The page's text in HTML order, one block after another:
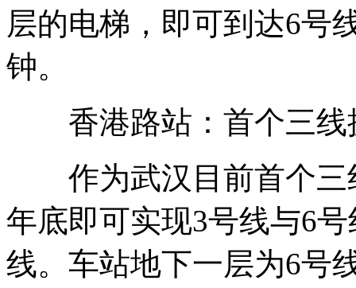
层的电梯，即可到达6号
钟。
香港路站：首个三线
作为武汉目前首个三
年底即可实现3号线与6
线。车站地下一层为6号